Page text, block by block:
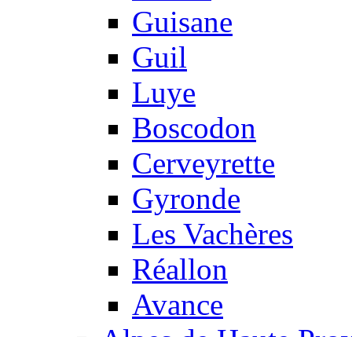
Guisane
Guil
Luye
Boscodon
Cerveyrette
Gyronde
Les Vachères
Réallon
Avance